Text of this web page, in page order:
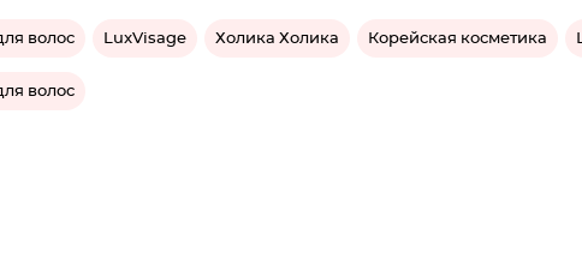
волос LuxVisage Холика Холика Корейская косметика
волос